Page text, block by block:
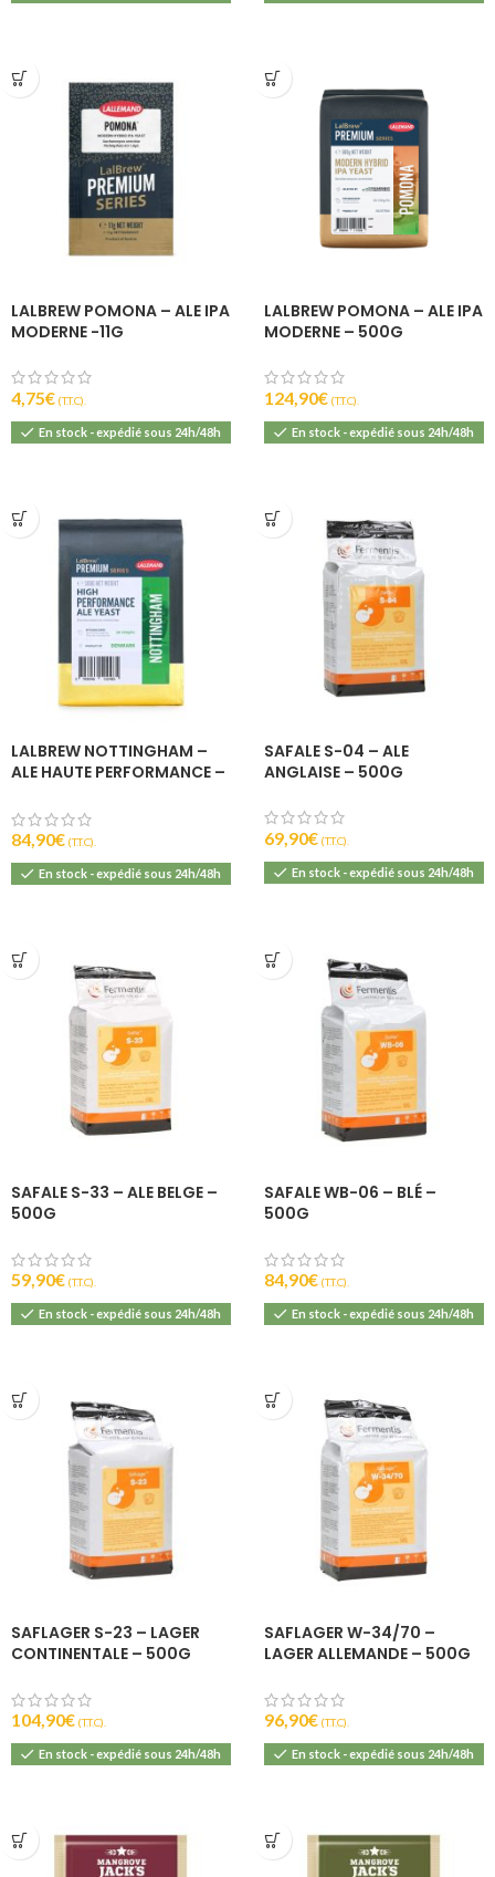
LALBREW POMONA – ALE IPA
MODERNE -11G
4,75€ (T.T.C).
En stock - expédié sous 24h/48h
LALBREW POMONA – ALE IPA
MODERNE – 500G
124,90€ (T.T.C).
En stock - expédié sous 24h/48h
LALBREW NOTTINGHAM –
ALE HAUTE PERFORMANCE –
84,90€ (T.T.C).
En stock - expédié sous 24h/48h
SAFALE S-04 – ALE
ANGLAISE – 500G
69,90€ (T.T.C).
En stock - expédié sous 24h/48h
SAFALE S-33 – ALE BELGE –
500G
59,90€ (T.T.C).
En stock - expédié sous 24h/48h
SAFALE WB-06 – BLÉ –
500G
84,90€ (T.T.C).
En stock - expédié sous 24h/48h
SAFLAGER S-23 – LAGER
CONTINENTALE – 500G
104,90€ (T.T.C).
En stock - expédié sous 24h/48h
SAFLAGER W-34/70 –
LAGER ALLEMANDE – 500G
96,90€ (T.T.C).
En stock - expédié sous 24h/48h